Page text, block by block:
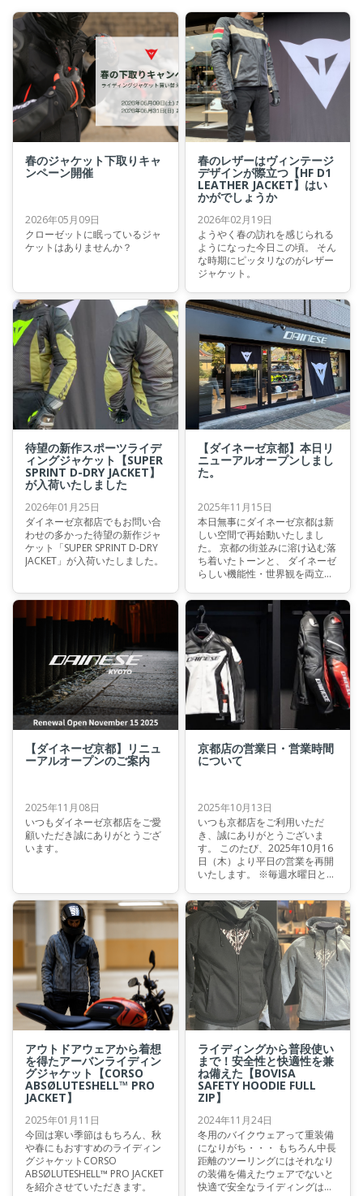
春のジャケット下取りキャ
ンペーン開催
2026年05月09日
クローゼットに眠っているジャ
ケットはありませんか？
春のレザーはヴィンテージ
デザインが際立つ【HF D1
LEATHER JACKET】はい
かがでしょうか
2026年02月19日
ようやく春の訪れを感じられる
ようになった今日この頃。 そん
な時期にピッタリなのがレザー
ジャケット。
待望の新作スポーツライデ
ィングジャケット【SUPER
SPRINT D-DRY JACKET】
が入荷いたしました
2026年01月25日
ダイネーゼ京都店でもお問い合
わせの多かった待望の新作ジャ
ケット「SUPER SPRINT D-DRY
JACKET」が入荷いたしました。
【ダイネーゼ京都】本日リ
ニューアルオープンしまし
た。
2025年11月15日
本日無事にダイネーゼ京都は新
しい空間で再始動いたしまし
た。 京都の街並みに溶け込む落
ち着いたトーンと、 ダイネーゼ
らしい機能性・世界観を両立し
す。
【ダイネーゼ京都】リニュ
ーアルオープンのご案内
2025年11月08日
いつもダイネーゼ京都店をご愛
顧いただき誠にありがとうござ
います。
京都店の営業日・営業時間
について
2025年10月13日
いつも京都店をご利用いただ
き、誠にありがとうございま
す。 このたび、2025年10月16
日（木）より平日の営業を再開
いたします。 ※毎週水曜日と第
日となります。（祝日の場合は
営業、翌日に振り替え）
アウトドアウェアから着想
を得たアーバンライディン
グジャケット【CORSO
ABSØLUTESHELL™ PRO
JACKET】
2025年01月11日
今回は寒い季節はもちろん、秋
や春にもおすすめのライディン
グジャケットCORSO
ABSØLUTESHELL™ PRO JACKET
を紹介させていただきます。
ライディングから普段使い
まで！安全性と快適性を兼
ね備えた【BOVISA
SAFETY HOODIE FULL
ZIP】
2024年11月24日
冬用のバイクウェアって重装備
になりがち・・・ もちろん中長
距離のツーリングにはそれなり
の装備を備えたウェアでないと
快適で安全なライディングは出